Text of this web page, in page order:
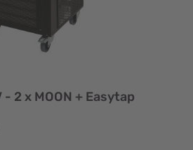
- 2 x MOON + Easytap